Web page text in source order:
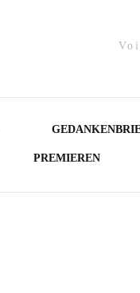
PREMIEREN